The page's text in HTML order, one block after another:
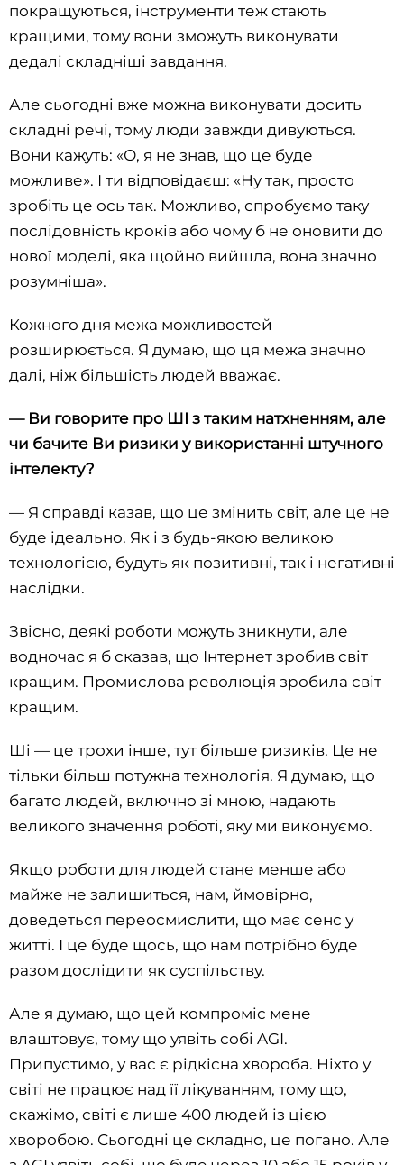
покращуються, інструменти теж стають
кращими, тому вони зможуть виконувати
дедалі складніші завдання.
Але сьогодні вже можна виконувати досить
складні речі, тому люди завжди дивуються.
Вони кажуть: «О, я не знав, що це буде
можливе». І ти відповідаєш: «Ну так, просто
зробіть це ось так. Можливо, спробуємо таку
послідовність кроків або чому б не оновити до
нової моделі, яка щойно вийшла, вона значно
розумніша».
Кожного дня межа можливостей
розширюється. Я думаю, що ця межа значно
далі, ніж більшість людей вважає.
— Ви говорите про ШІ з таким натхненням, але
чи бачите Ви ризики у використанні штучного
інтелекту?
— Я справді казав, що це змінить світ, але це не
буде ідеально. Як і з будь-якою великою
технологією, будуть як позитивні, так і негативні
наслідки.
Звісно, деякі роботи можуть зникнути, але
водночас я б сказав, що Інтернет зробив світ
кращим. Промислова революція зробила світ
кращим.
Ші — це трохи інше, тут більше ризиків. Це не
тільки більш потужна технологія. Я думаю, що
багато людей, включно зі мною, надають
великого значення роботі, яку ми виконуємо.
Якщо роботи для людей стане менше або
майже не залишиться, нам, ймовірно,
доведеться переосмислити, що має сенс у
житті. І це буде щось, що нам потрібно буде
разом дослідити як суспільству.
Але я думаю, що цей компроміс мене
влаштовує, тому що уявіть собі AGI.
Припустимо, у вас є рідкісна хвороба. Ніхто у
світі не працює над її лікуванням, тому що,
скажімо, світі є лише 400 людей із цією
хворобою. Сьогодні це складно, це погано. Але